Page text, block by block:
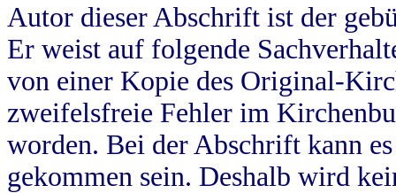
Autor dieser Abschrift ist der
Er weist auf folgende
von einer Kopie des Original-
zweifelsfreie Fehler im
worden. Bei der Abschrift kann
gekommen sein. Deshalb wird